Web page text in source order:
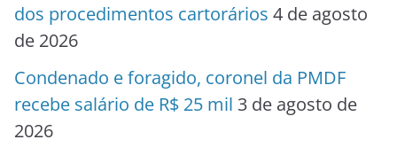
dos procedimentos cartorários 4 de agosto
de 2026
Condenado e foragido, coronel da PMDF
recebe salário de R$ 25 mil 3 de agosto de
2026